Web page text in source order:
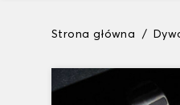
Strona główna